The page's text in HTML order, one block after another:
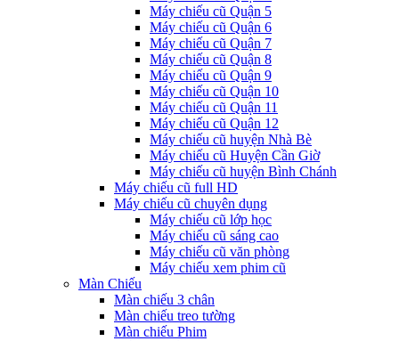
Máy chiếu cũ Quận 5
Máy chiếu cũ Quận 6
Máy chiếu cũ Quận 7
Máy chiếu cũ Quận 8
Máy chiếu cũ Quận 9
Máy chiếu cũ Quận 10
Máy chiếu cũ Quận 11
Máy chiếu cũ Quận 12
Máy chiếu cũ huyện Nhà Bè
Máy chiếu cũ Huyện Cần Giờ
Máy chiếu cũ huyện Bình Chánh
Máy chiếu cũ full HD
Máy chiếu cũ chuyên dụng
Máy chiếu cũ lớp học
Máy chiếu cũ sáng cao
Máy chiếu cũ văn phòng
Máy chiếu xem phim cũ
Màn Chiếu
Màn chiếu 3 chân
Màn chiếu treo tường
Màn chiếu Phim